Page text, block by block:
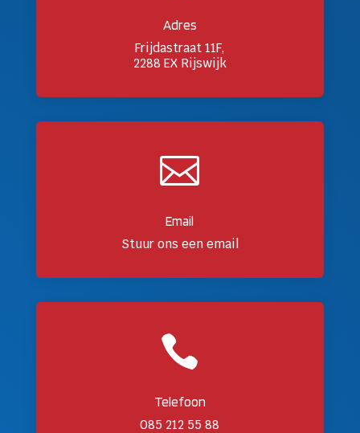
Adres
Frijdastraat 11F,
2288 EX Rijswijk

Email
Stuur ons een email

Telefoon
085 212 55 88